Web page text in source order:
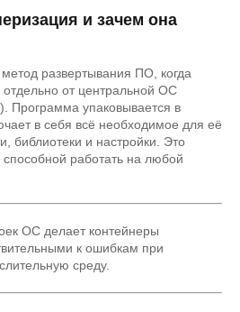
и зачем она
развертывания ПО, когда
от центральной ОС
Программа упаковывается в
в себя всё необходимое для её
библиотеки и настройки. Это
работать на любой
ОС делает контейнеры
к ошибкам при
среду.